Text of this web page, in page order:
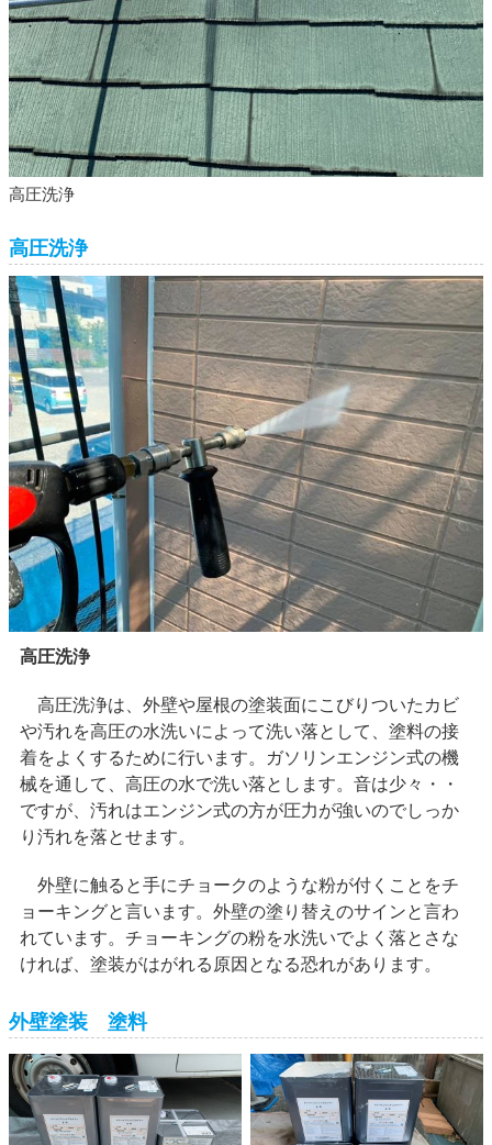
高圧洗浄
高圧洗浄
高圧洗浄
高圧洗浄は、外壁や屋根の塗装面にこびりついたカビ
や汚れを高圧の水洗いによって洗い落として、塗料の接
着をよくするために行います。ガソリンエンジン式の機
械を通して、高圧の水で洗い落とします。音は少々・・
ですが、汚れはエンジン式の方が圧力が強いのでしっか
り汚れを落とせます。
外壁に触ると手にチョークのような粉が付くことをチ
ョーキングと言います。外壁の塗り替えのサインと言わ
れています。チョーキングの粉を水洗いでよく落とさな
ければ、塗装がはがれる原因となる恐れがあります。
外壁塗装 塗料